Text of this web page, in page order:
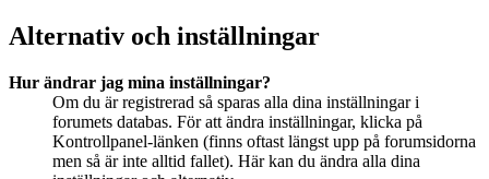
Alternativ och inställningar
Hur ändrar jag mina inställningar?
Om du är registrerad så sparas alla dina inställningar i
forumets databas. För att ändra inställningar, klicka på
Kontrollpanel-länken (finns oftast längst upp på forumsidorna
men så är inte alltid fallet). Här kan du ändra alla dina